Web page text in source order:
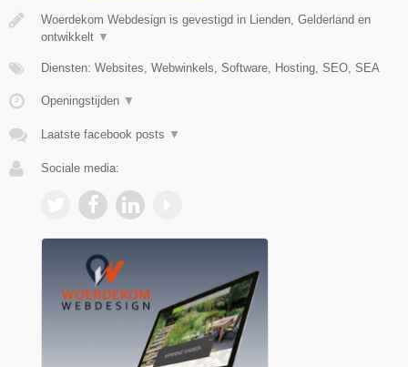
Woerdekom Webdesign is gevestigd in Lienden, Gelderland en
ontwikkelt ▼
Diensten: Websites, Webwinkels, Software, Hosting, SEO, SEA
Openingstijden ▼
Laatste facebook posts ▼
Sociale media: